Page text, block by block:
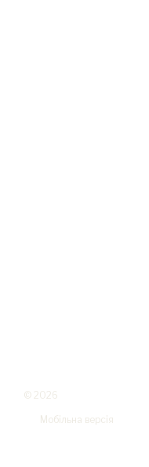
© 2026
Мобільна версія